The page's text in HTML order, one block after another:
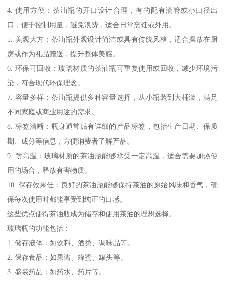
4. 使用方便：茶油瓶的开口设计合理，有的配有滴管或小口径出
口，便于控制用量，避免浪费，适合日常烹饪或外用。
5. 美观大方：茶油瓶外观设计简洁或具有传统风格，适合摆放在厨
房或作为礼品赠送，提升整体美感。
6. 环保可回收：玻璃材质的茶油瓶可重复使用或回收，减少环境污
染，符合现代环保理念。
7. 容量多样：茶油瓶提供多种容量选择，从小瓶装到大桶装，满足
不同家庭或商业用途的需求。
8. 标签清晰：瓶身通常贴有详细的产品标签，包括生产日期、保质
期、成分等信息，方便消费者了解产品。
9. 耐高温：玻璃材质的茶油瓶能够承受一定高温，适合需要加热使
用的场合，释放有害物质。
10. 保存效果佳：良好的茶油瓶能够保持茶油的原始风味和香气，确
保每次使用时都能享受到纯正的口感。
这些优点使得茶油瓶成为储存和使用茶油的理想选择。
玻璃瓶的功能包括：
1. 储存液体：如饮料、酒类、调味品等。
2. 保存食品：如果酱、蜂蜜、罐头等。
3. 盛装药品：如药水、药片等。